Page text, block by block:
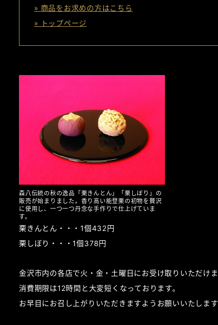
» 商品をお求めの方はこちら
» トップページ
森八伝統の秋の逸品「栗きんとん」「栗しぼり」の
販売が始まりました。香り高い能登栗の初物を贅沢
に使用し、一つ一つ丹念な手作りで仕上げていま
す。
栗きんとん・・・1個432円
栗しぼり・・・1個378円
金沢市内の各店で火・金・土曜日にお受け取りいただけ
消費期限は12時間と大変短くなっております。
お早目にお召し上がりいただきますようお願いいたしま